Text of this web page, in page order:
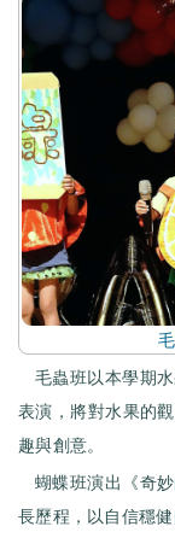
毛蟲班以本學期
表演，將對水果的
趣與創意。
蝴蝶班演出《奇
長歷程，以自信穩